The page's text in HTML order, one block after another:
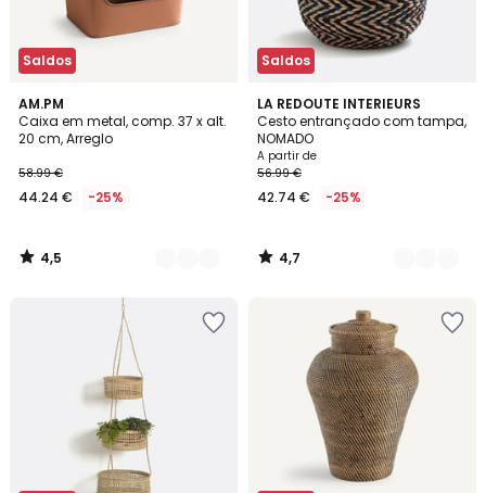
Saldos
AM.PM
Caixa em metal, comp. 37 x alt.
20 cm, Arreglo
58.99 €
44.24 € -25%
4,5
/ 5
4
Cores
4,5
/
Saldos
LA REDOUTE INTERIEURS
Cesto entrançado com tampa,
NOMADO
A partir de
56.99 €
42.74 € -25%
4,7
/ 5
2
Cores
4,7
/